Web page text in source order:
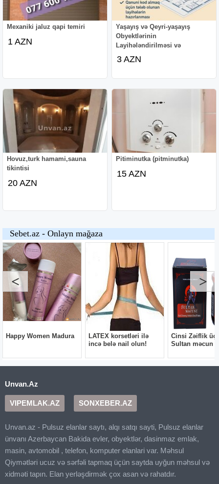
Mexaniki jaluz qapi temiri
1 AZN
Yaşayış və Qeyri-yaşayış
Obyektlərinin
Layihələndirilməsi və
3 AZN
Hovuz,turk hamami,sauna
tikintisi
20 AZN
Pitiminutka (pitminutka)
15 AZN
Unvan.Az
VIPEMLAK.AZ SONXEBER.AZ
Unvan.az - Pulsuz elanlar saytı, alqı satqı sayti, Pulsuz elanlar
ünvanı Azerbaycan Bakida evler, obyektlər, dasinmaz emlak,
masin, avtomobil , telefon, komputer elanlari var. Məhsul
Qiymətləri ucuz və sərfəli tapmaq üçün saytda uyğun məhsul və
xidməti tapın. Elan yerləşdirmək çox asan və rahatdır.